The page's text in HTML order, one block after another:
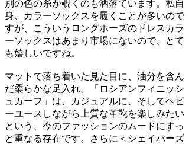
別の色の糸が覗くのも洒落ています。私自
身、カラーソックスを履くことが多いので
すが、こういうロングホーズのドレスカラ
ーソックスはあまり市場にないので、とて
も嬉しいですね。
マットで落ち着いた見た目に、油分を含ん
だ柔らかな足入れ。「ロシアンフィニッシ
ュカーフ」は、カジュアルに、そしてヘビ
ーユースしながら上質な革靴を楽しみたい
という、今のファッションのムードにすっ
と重なる存在です。さらに＜シェイパーズ